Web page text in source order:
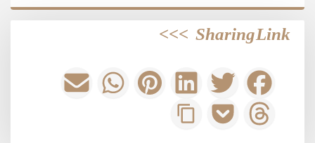
Sharing Link
>>>